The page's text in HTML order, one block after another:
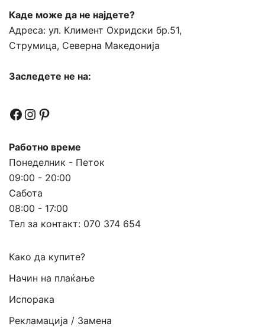
Каде може да не најдете?
Адреса: ул. Климент Охридски бр.51,
Струмица, Северна Македонија
Заследете не на:
Facebook
Instagram
Pinterest
Работно време
Понеделник - Петок
09:00 - 20:00
Сабота
08:00 - 17:00
Тел за контакт: 070 374 654
Како да купите?
Начин на плаќање
Испорака
Рекламација / Замена